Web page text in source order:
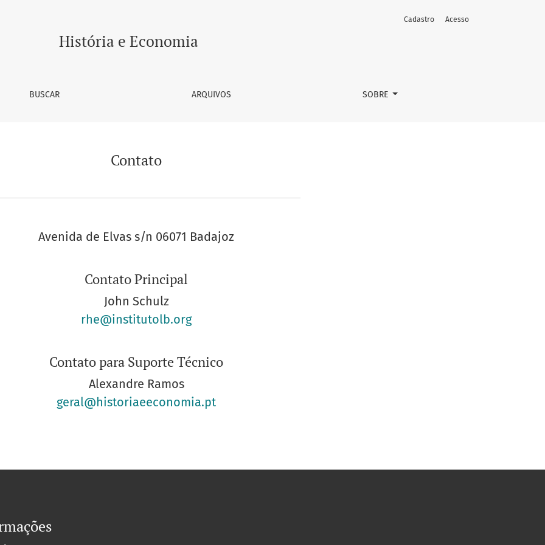
História e Economia
BUSCAR ARQUIVOS SOBRE
Cadastro Acesso
Contato
Avenida de Elvas s/n 06071 Badajoz
Contato Principal
John Schulz
rhe@institutolb.org
Contato para Suporte Técnico
Alexandre Ramos
geral@historiaeeconomia.pt